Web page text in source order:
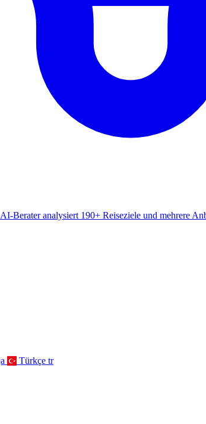
Berater analysiert 190+ Reiseziele und mehrere
Türkçe tr